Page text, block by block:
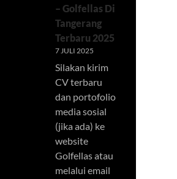
– Golfellas Di
Tangerang
Terbaru 2025
7 JULI 2025
Silakan kirim
CV terbaru
dan portofolio
media sosial
(jika ada) ke
website
Golfellas atau
melalui email